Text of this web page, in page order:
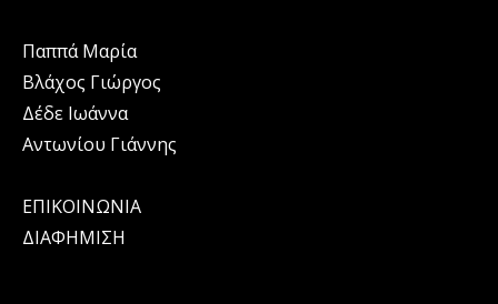
Παππά Μαρία
Βλάχος Γιώργος
Δέδε Ιωάννα
Αντωνίου Γιάννης
ΕΠΙΚΟΙΝΩΝΙΑ
ΔΙΑΦΗΜΙΣΗ